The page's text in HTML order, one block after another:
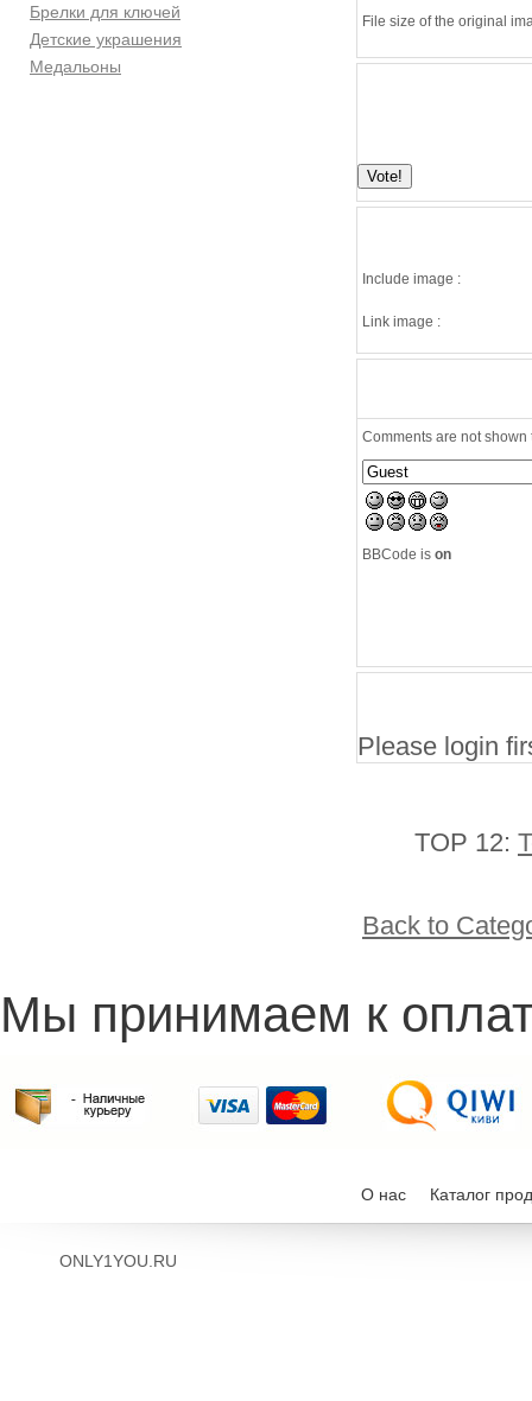
Брелки для ключей
Детские украшения
Медальоны
File size of the original
Include image :
Link image :
Comments are not
BBCode is on
Please login
TOP 12:
Back to
Мы принимаем к
О нас Каталог
ONLY1YOU.RU